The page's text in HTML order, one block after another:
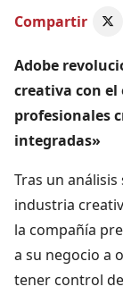
Compartir
Adobe
creativa con el
profesionales
integradas»
Tras un
industria
la compañía
a su negocio a
tener control